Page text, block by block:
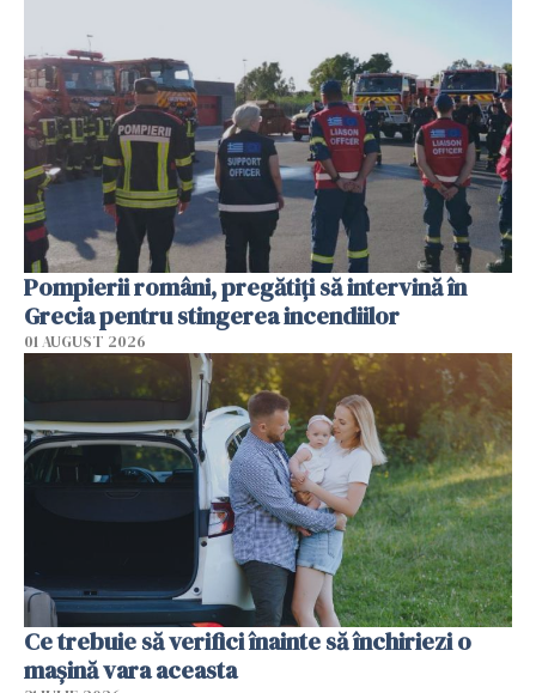
Pompierii români, pregătiţi să intervină în
Grecia pentru stingerea incendiilor
01 AUGUST 2026
Ce trebuie să verifici înainte să închiriezi o
mașină vara aceasta